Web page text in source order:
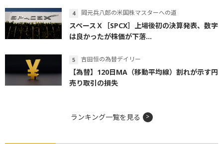
岡元兵八郎の米国株マスターへの道
スペースＸ［SPCX］上場後初の決算発表、数字
は良かったが株価が下落...
吉田恒の為替デイリー
【為替】120日MA（移動平均線）割れが示す円
売り取引の損失
ランキング一覧を見る